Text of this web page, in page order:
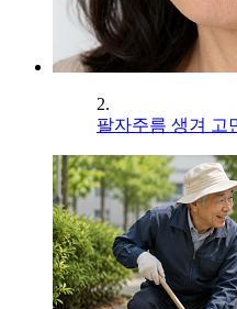
2.
팔자주름 생겨 고